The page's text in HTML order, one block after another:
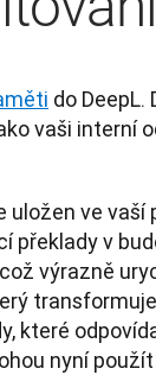
do DeepL.
vaši interní
uložen ve vaší
překlady v
výrazně
které
nyní